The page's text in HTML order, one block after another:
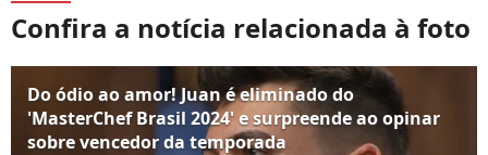
Confira a notícia relacionada à foto
Do ódio ao amor! Juan é eliminado do
'MasterChef Brasil 2024' e surpreende ao opinar
sobre vencedor da temporada